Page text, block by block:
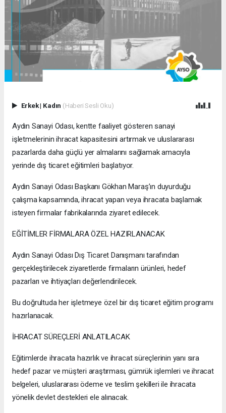
Erkek| Kadın (Haberi Sesli Oku)
Aydın Sanayi Odası, kentte faaliyet gösteren sanayi
işletmelerinin ihracat kapasitesini artırmak ve uluslararası
pazarlarda daha güçlü yer almalarını sağlamak amacıyla
yerinde dış ticaret eğitimleri başlatıyor.
Aydın Sanayi Odası Başkanı Gökhan Maraş’ın duyurduğu
çalışma kapsamında, ihracat yapan veya ihracata başlamak
isteyen firmalar fabrikalarında ziyaret edilecek.
EĞİTİMLER FİRMALARA ÖZEL HAZIRLANACAK
Aydın Sanayi Odası Dış Ticaret Danışmanı tarafından
gerçekleştirilecek ziyaretlerde firmaların ürünleri, hedef
pazarları ve ihtiyaçları değerlendirilecek.
Bu doğrultuda her işletmeye özel bir dış ticaret eğitim programı
hazırlanacak.
İHRACAT SÜREÇLERİ ANLATILACAK
Eğitimlerde ihracata hazırlık ve ihracat süreçlerinin yanı sıra
hedef pazar ve müşteri araştırması, gümrük işlemleri ve ihracat
belgeleri, uluslararası ödeme ve teslim şekilleri ile ihracata
yönelik devlet destekleri ele alınacak.